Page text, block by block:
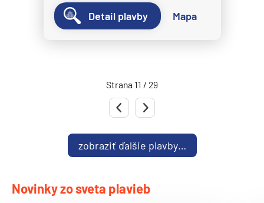
Norwegian Star
Norwegian Sun
Oceania Cruises
Oceania Insignia
Oceania Marina
Oceania Regatta
Detail plavby Mapa
Strana 11 / 29
Predchádzajúca strana
zobraziť ďalšie plavby…
Novinky zo sveta plavieb